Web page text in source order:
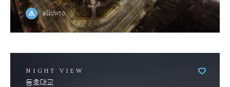
allowto
NIGHT VIEW
동호대교